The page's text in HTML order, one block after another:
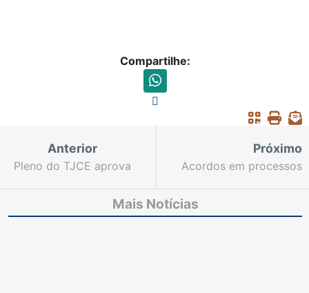
Compartilhe:
Anterior
Pleno do TJCE aprova
Projeto de Lei para
ampliar a capacidade
Próximo
Acordos em processos
mais de R$ 37 milhões
pagos a credores de
Mais Notícias